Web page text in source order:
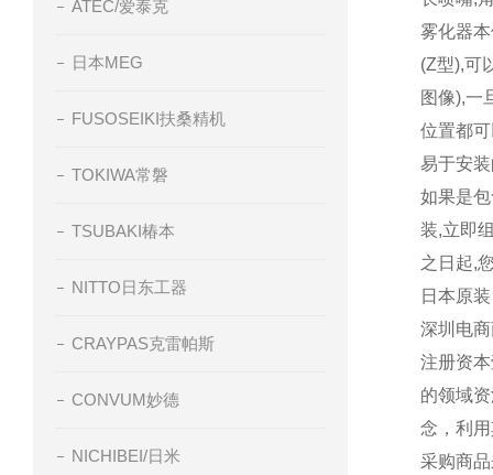
ATEC/爱泰克
日本MEG
FUSOSEIKI扶桑精机
TOKIWA常磐
TSUBAKI椿本
NITTO日东工器
CRAYPAS克雷帕斯
CONVUM妙德
NICHIBEI/日米
雾化器
(Z型),可
图像),一
位置都
易于安
如果是
装,立即
之日起,
日本原
深圳电
注册资
的领域
念，利
采购商